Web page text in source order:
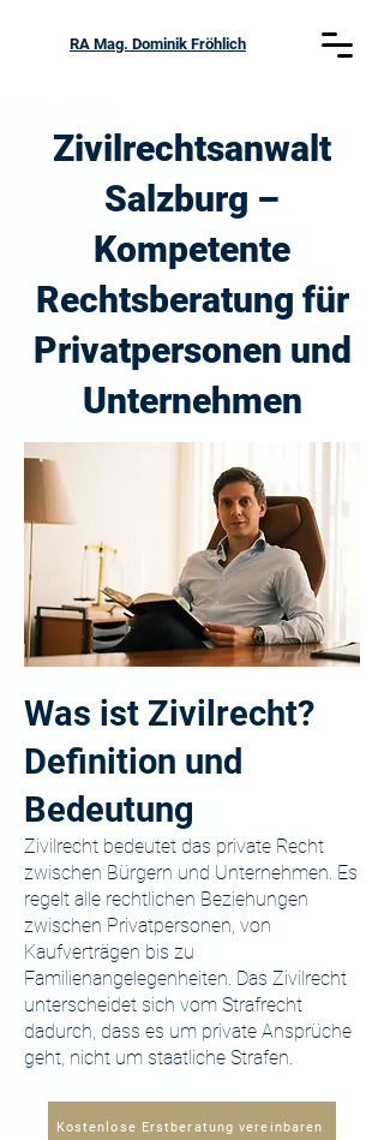
RA Mag. Dominik Fröhlich
Zivilrechtsanwalt
Salzburg –
Kompetente
Rechtsberatung für
Privatpersonen und
Unternehmen
Was ist Zivilrecht?
Definition und
Bedeutung
Zivilrecht bedeutet das private Recht
zwischen Bürgern und Unternehmen. Es
regelt alle rechtlichen Beziehungen
zwischen Privatpersonen, von
Kaufverträgen bis zu
Familienangelegenheiten. Das Zivilrecht
unterscheidet sich vom Strafrecht
dadurch, dass es um private Ansprüche
geht, nicht um staatliche Strafen.
Kostenlose Erstberatung vereinbaren